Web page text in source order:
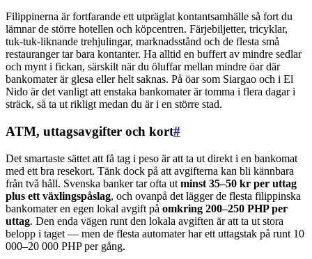
Filippinerna är fortfarande ett utpräglat kontantsamhälle så fort du
lämnar de större hotellen och köpcentren. Färjebiljetter, tricyklar,
tuk-tuk-liknande trehjulingar, marknadsstånd och de flesta små
restauranger tar bara kontanter. Ha alltid en buffert av mindre sedlar
och mynt i fickan, särskilt när du öluffar mellan mindre öar där
bankomater är glesa eller helt saknas. På öar som Siargao och i El
Nido är det vanligt att enstaka bankomater är tomma i flera dagar i
sträck, så ta ut rikligt medan du är i en större stad.
ATM, uttagsavgifter och kort#
Det smartaste sättet att få tag i peso är att ta ut direkt i en bankomat
med ett bra resekort. Tänk dock på att avgifterna kan bli kännbara
från två håll. Svenska banker tar ofta ut minst 35–50 kr per uttag
plus ett växlingspåslag, och ovanpå det lägger de flesta filippinska
bankomater en egen lokal avgift på omkring 200–250 PHP per
uttag. Den enda vägen runt den lokala avgiften är att ta ut stora
belopp i taget — men de flesta automater har ett uttagstak på runt 10
000–20 000 PHP per gång.